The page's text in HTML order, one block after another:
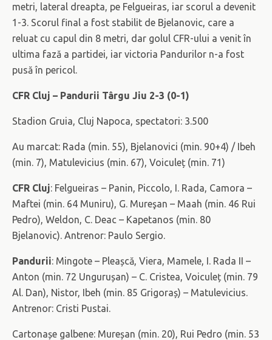
metri, lateral dreapta, pe Felgueiras, iar scorul a devenit
1-3. Scorul final a fost stabilit de Bjelanovic, care a
reluat cu capul din 8 metri, dar golul CFR-ului a venit în
ultima fază a partidei, iar victoria Pandurilor n-a fost
pusă în pericol.
CFR Cluj – Pandurii Târgu Jiu 2-3 (0-1)
Stadion Gruia, Cluj Napoca, spectatori: 3.500
Au marcat: Rada (min. 55), Bjelanovici (min. 90+4) / Ibeh
(min. 7), Matulevicius (min. 67), Voiculeț (min. 71)
CFR Cluj: Felgueiras – Panin, Piccolo, I. Rada, Camora –
Maftei (min. 64 Muniru), G. Mureşan – Maah (min. 46 Rui
Pedro), Weldon, C. Deac – Kapetanos (min. 80
Bjelanovic). Antrenor: Paulo Sergio.
Pandurii: Mingote – Pleașcă, Viera, Mamele, I. Rada II –
Anton (min. 72 Ungurușan) – C. Cristea, Voiculeț (min. 79
Al. Dan), Nistor, Ibeh (min. 85 Grigoraș) – Matulevicius.
Antrenor: Cristi Pustai.
Cartonașe galbene: Mureșan (min. 20), Rui Pedro (min. 53